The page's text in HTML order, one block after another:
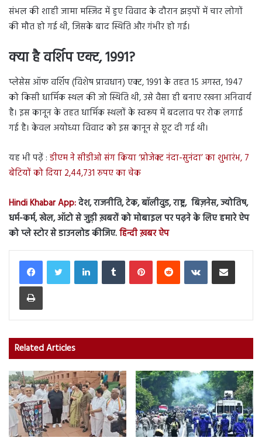
संभल की शाही जामा मस्जिद में हुए विवाद के दौरान झड़पों में चार लोगों
की मौत हो गई थी, जिसके बाद स्थिति और गंभीर हो गई।
क्या है वर्शिप एक्ट, 1991?
प्लेसेस ऑफ वर्शिप (विशेष प्रावधान) एक्ट, 1991 के तहत 15 अगस्त, 1947
को किसी धार्मिक स्थल की जो स्थिति थी, उसे वैसा ही बनाए रखना अनिवार्य
है। इस कानून के तहत धार्मिक स्थलों के स्वरूप में बदलाव पर रोक लगाई
गई है। केवल अयोध्या विवाद को इस कानून से छूट दी गई थी।
यह भी पढ़ें : डीएम ने सीडीओ संग किया ‘प्रोजेक्ट नंदा-सुनंदा’ का शुभारंभ, 7
बेटियों को दिया 2,44,731 रुपए का चेक
Hindi Khabar App:देश, राजनीति, टेक, बॉलीवुड, राष्ट्र, बिज़नेस, ज्योतिष,
धर्म-कर्म, खेल, ऑटो से जुड़ी ख़बरों को मोबाइल पर पढ़ने के लिए हमारे ऐप
को प्ले स्टोर से डाउनलोड कीजिए.हिन्दी ख़बर ऐप
LinkedInTumblr PinterestReddit VKontakteShare via Email
Print
Related Articles